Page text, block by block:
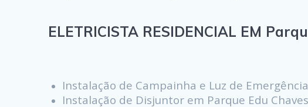
ELETRICISTA RESIDENCIAL EM
Instalação de Campainha e Luz de
Instalação de Disjuntor em Parque Edu Chaves